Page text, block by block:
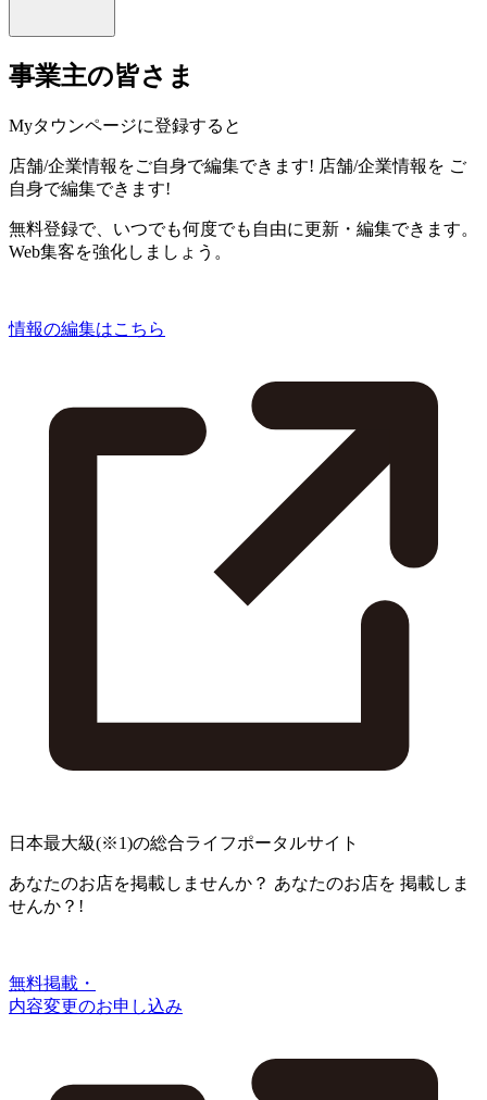
事業主の皆さま
Myタウンページに登録すると
店舗/企業情報をご自身で編集できます! 店舗/企業情報を ご
自身で編集できます!
無料登録で、いつでも何度でも自由に更新・編集できます。
Web集客を強化しましょう。
情報の編集はこちら
日本最大級(※1)の総合ライフポータルサイト
あなたのお店を掲載しませんか？ あなたのお店を 掲載しま
せんか？!
無料掲載・
内容変更のお申し込み